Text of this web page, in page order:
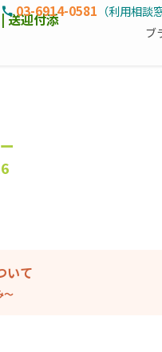
ブ
03-6914-0581 （利用相談
いて
〜